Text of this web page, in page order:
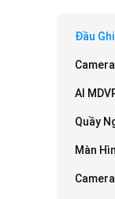
Đầu
AI
Quầy
Màn